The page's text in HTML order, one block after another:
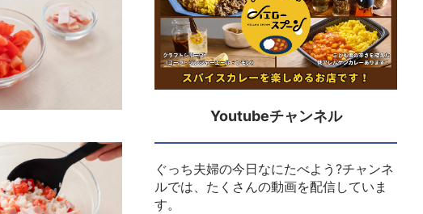
Youtubeチャンネル
ぐっち夫婦の今日なにたべよう?チャンネ
ルでは、たくさんの動画を配信していま
す。